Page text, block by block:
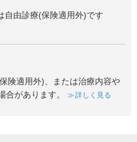
自由診療(保険適用外)です
険適用外)、または治療内容や
合があります。
詳しく見る